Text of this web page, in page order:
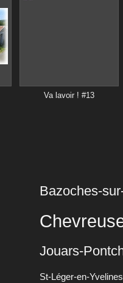
Va lavoir ! #13
Bazoches-
Jouars-
St-Léger-en-Yvelines